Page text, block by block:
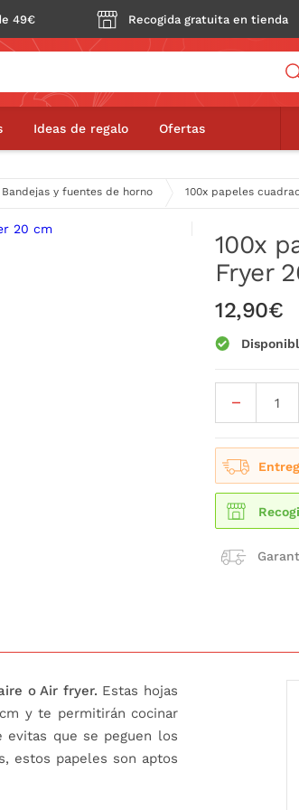
49€ Recogida gratuita en tienda
Ideas de regalo Ofertas
Bandejas y fuentes de horno 100x papeles
Air Fryer 20 cm
100x
Fryer
12,90€
o Air fryer. Estas hojas
y te permitirán cocinar
que se peguen los
estos papeles son aptos